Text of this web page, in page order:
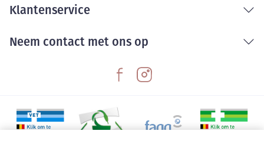
Klantenservice
Neem contact met ons op